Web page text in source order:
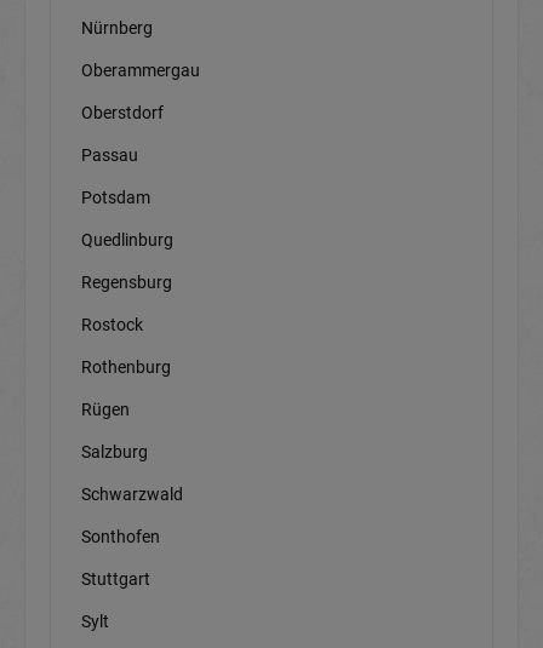
Nürnberg
Oberammergau
Oberstdorf
Passau
Potsdam
Quedlinburg
Regensburg
Rostock
Rothenburg
Rügen
Salzburg
Schwarzwald
Sonthofen
Stuttgart
Sylt